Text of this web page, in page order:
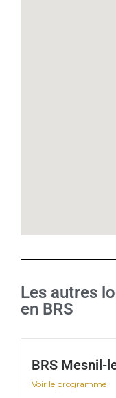
Les autres
en BRS
BRS Mesnil-
Voir le programme